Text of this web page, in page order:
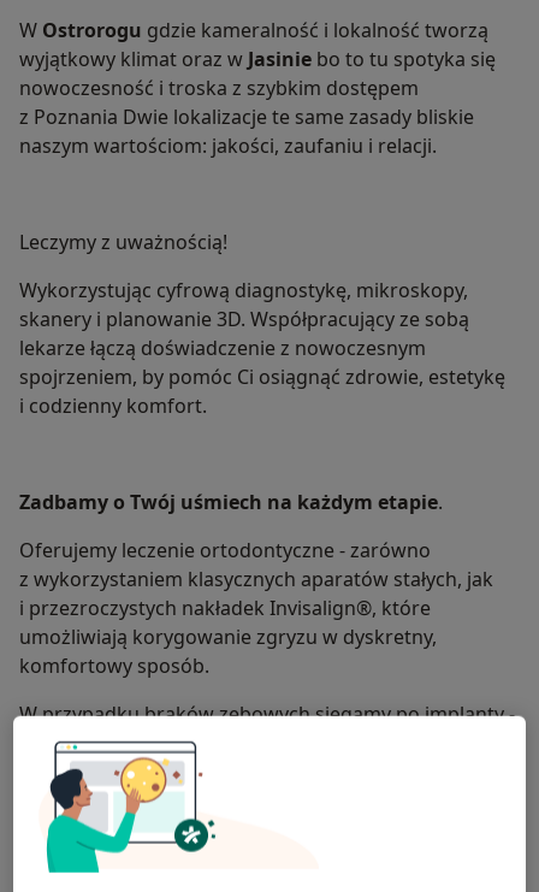
W Ostrorogu gdzie kameralność i lokalność tworzą
wyjątkowy klimat oraz w Jasinie bo to tu spotyka się
nowoczesność i troska z szybkim dostępem
z Poznania Dwie lokalizacje te same zasady bliskie
naszym wartościom: jakości, zaufaniu i relacji.
Leczymy z uważnością!
Wykorzystując cyfrową diagnostykę, mikroskopy,
skanery i planowanie 3D. Współpracujący ze sobą
lekarze łączą doświadczenie z nowoczesnym
spojrzeniem, by pomóc Ci osiągnąć zdrowie, estetykę
i codzienny komfort.
Zadbamy o Twój uśmiech na każdym etapie.
Oferujemy leczenie ortodontyczne - zarówno
z wykorzystaniem klasycznych aparatów stałych, jak
i przezroczystych nakładek Invisalign®, które
umożliwiają korygowanie zgryzu w dyskretny,
komfortowy sposób.
W przypadku braków zębowych sięgamy po implanty -
trwałe, cyfrowo planowane i dopasowane
do Twojej anatomii.
Projektujemy również estetyczne rekonstrukcje
protetyczne - korony, mosty, protezy, które
przywracają funkcję i pewność siebie.